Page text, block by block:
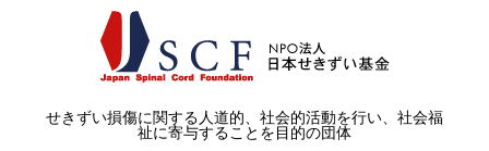
せきずい損傷に関する人道的、社会的活動を行い、社会福
祉に寄与することを目的の団体